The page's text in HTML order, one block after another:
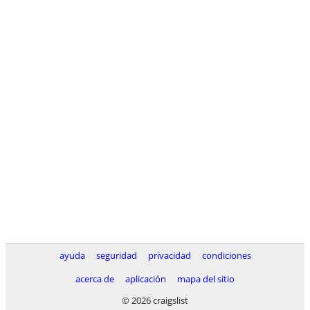
ayuda seguridad privacidad
condiciones
acerca de
aplicación
mapa del sitio
© 2026 craigslist